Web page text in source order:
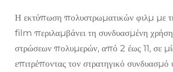
Η εκτύπωση πολυστρωματικών φιλμ με
film περιλαμβάνει τη συνδυασμένη
στρώσεων πολυμερών, από 2 έως 11, σε
επιτρέποντας τον στρατηγικό συνδυασμό